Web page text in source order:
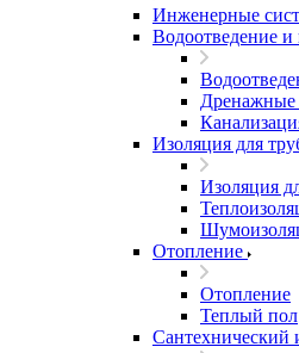
Инженерные
Водоотведение и
Дренажные
Изоляция для
Изоляция
Отопление
Отопление
Теплый пол
Сантехнический